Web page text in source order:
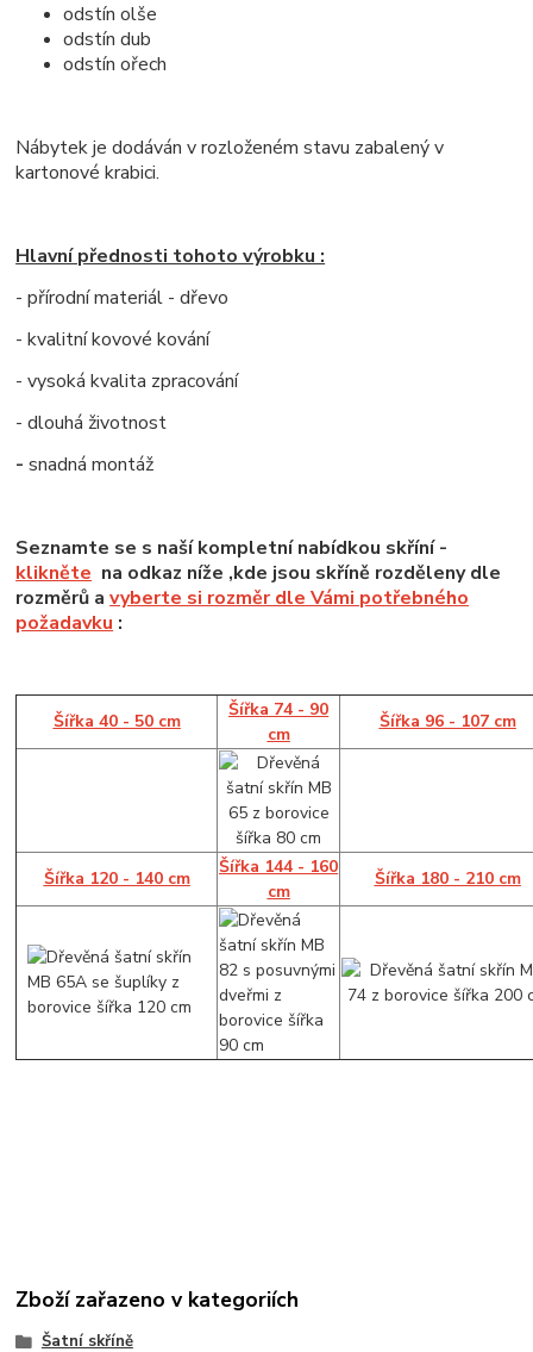
odstín olše
odstín dub
odstín ořech
Nábytek je dodáván v rozloženém stavu zabalený v
kartonové krabici.
Hlavní přednosti tohoto výrobku :
- přírodní materiál - dřevo
- kvalitní kovové kování
- vysoká kvalita zpracování
- dlouhá životnost
-snadná montáž
Seznamte se s naší kompletní nabídkou skříní -
klikněte na odkaz níže ,kde jsou skříně rozděleny dle
rozměrů avyberte si rozměr dle Vámi potřebného
požadavku :
Šířka 40 - 50 cm
Šířka 74 - 90
cm
Šířka 96 - 107 cm
Šířka 120 - 140 cm
Šířka 144 - 160
cm
Šířka 180 - 210 cm
Zboží zařazeno v kategoriích
Šatní skříně